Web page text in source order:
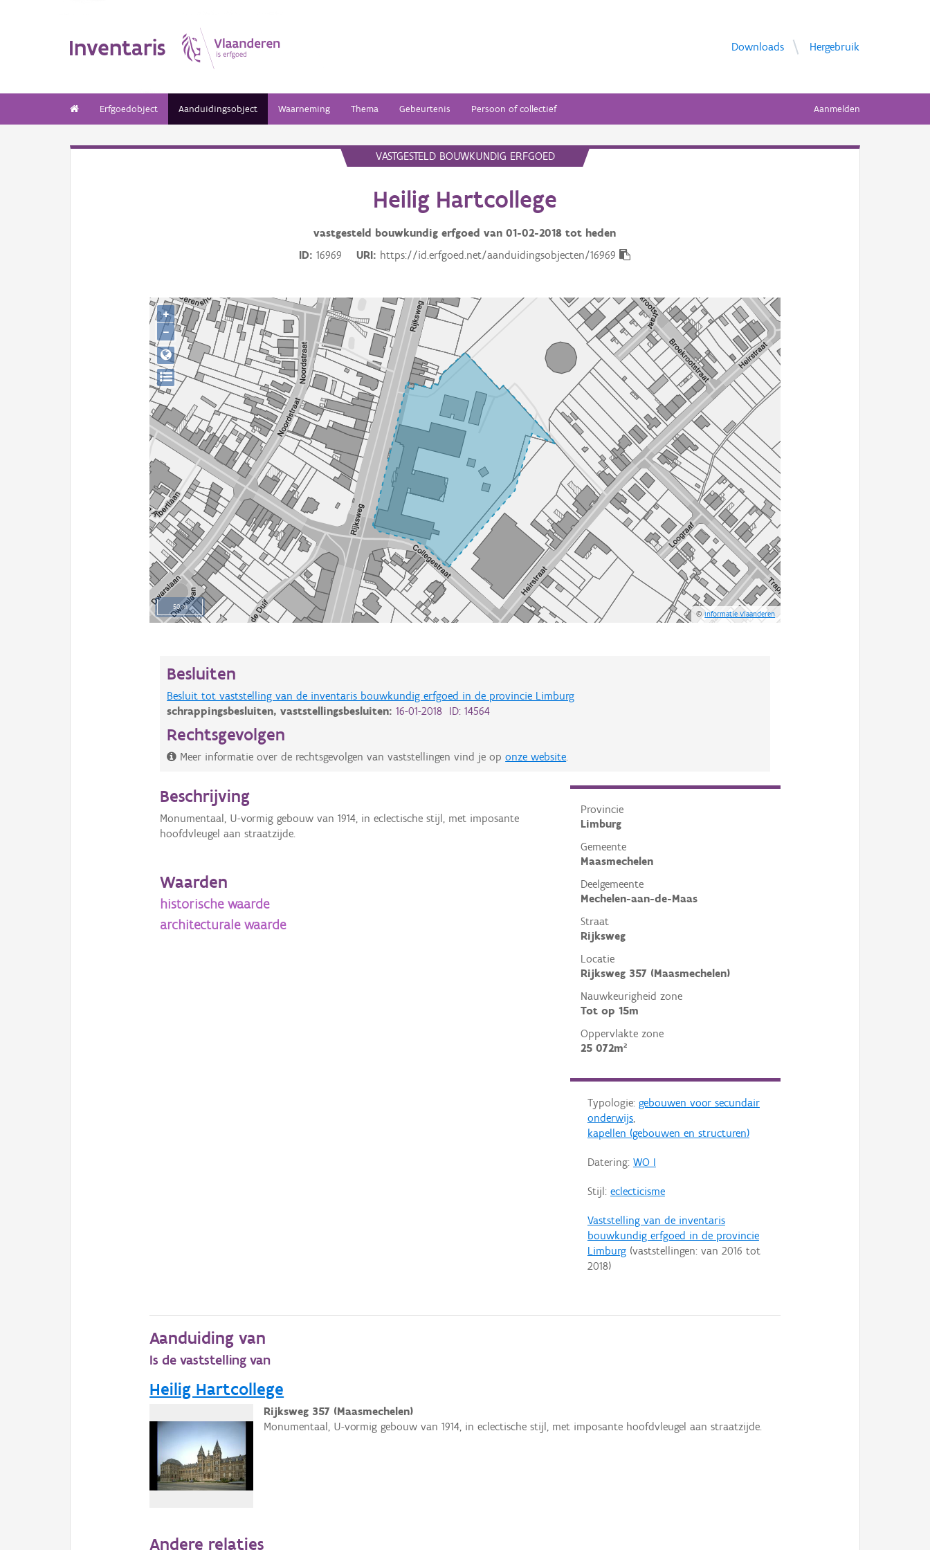
Inventaris Downloads Hergebruik
Erfgoedobject Aanduidingsobject Waarneming Thema Gebeurtenis Persoon of collectief Aanmelden
VASTGESTELD BOUWKUNDIG ERFGOED
Heilig Hartcollege
vastgesteld bouwkundig erfgoed van01-02-2018 tot heden
ID
16969 URI https://id.erfgoed.net/aanduidingsobjecten/16969
50 m
©Informatie Vlaanderen
+
−
Besluiten
Besluit tot vaststelling van de inventaris bouwkundig erfgoed in de provincie Limburg
schrappingsbesluiten,vaststellingsbesluiten:16-01-2018 ID: 14564
Rechtsgevolgen
Meer informatie over de rechtsgevolgen van vaststellingen vind je oponze website.
Provincie
Limburg
Gemeente
Maasmechelen
Deelgemeente
Mechelen-aan-de-Maas
Straat
Rijksweg
Locatie
Rijksweg 357 (Maasmechelen)
Nauwkeurigheid zone
Tot op 15m
Oppervlakte zone
25 072m²
Typologie: gebouwen voor secundair
onderwijs,
kapellen (gebouwen en structuren)
Datering: WO I
Stijl: eclecticisme
Vaststelling van de inventaris
bouwkundig erfgoed in de provincie
Limburg(vaststellingen: van 2016 tot
2018)
Beschrijving
Monumentaal, U-vormig gebouw van 1914, in eclectische stijl, met imposante
hoofdvleugel aan straatzijde.
Waarden
historische waarde
architecturale waarde
Aanduiding van
Is de vaststelling van
Heilig Hartcollege
Rijksweg 357 (Maasmechelen)
Monumentaal, U-vormig gebouw van 1914, in eclectische stijl, met imposante hoofdvleugel aan straatzijde.
Andere relaties